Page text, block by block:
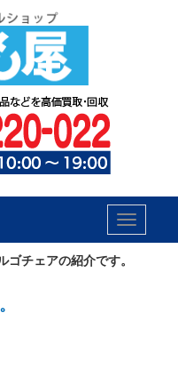
Toggle
ゴチェアの紹介です。